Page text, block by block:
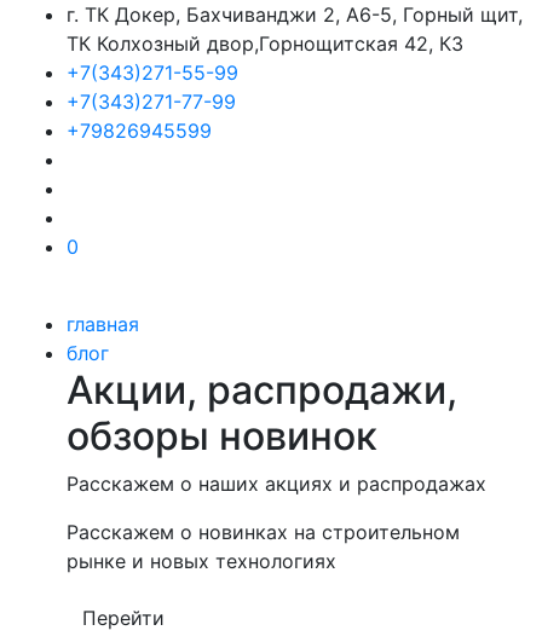
г. ТК Докер, Бахчиванджи 2, А6-5, Горный щит,
ТК Колхозный двор,Горнощитская 42, К3
+7(343)271-55-99
+7(343)271-77-99
+79826945599
0
главная
блог
Акции, распродажи,
обзоры новинок
Расскажем о наших акциях и распродажах
Расскажем о новинках на строительном
рынке и новых технологиях
Перейти